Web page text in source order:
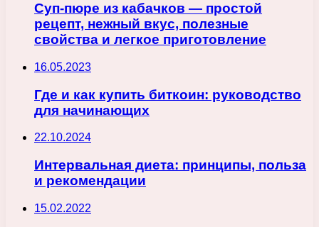
Суп-пюре из кабачков — простой
рецепт, нежный вкус, полезные
свойства и легкое приготовление
16.05.2023
Где и как купить биткоин: руководство
для начинающих
22.10.2024
Интервальная диета: принципы, польза
и рекомендации
15.02.2022